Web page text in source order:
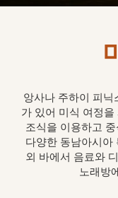
앙사나 주하이 피
가 있어 미식 여정
조식을 이용하고
다양한 동남아시아
외 바에서 음료와